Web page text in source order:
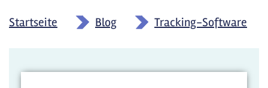
Startseite » Blog » Tracking-Software